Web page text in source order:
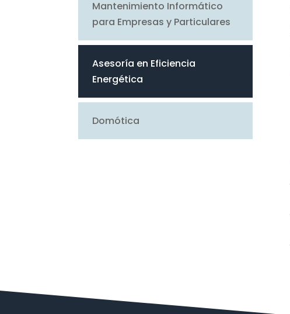
Mantenimiento Informático
para Empresas y Particulares
Asesoría en Eficiencia
Energética
Domótica